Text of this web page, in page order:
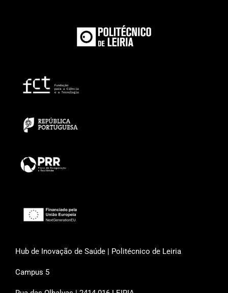
Hub de Inovação de Saúde | Politécnico de Leiria
Campus 5